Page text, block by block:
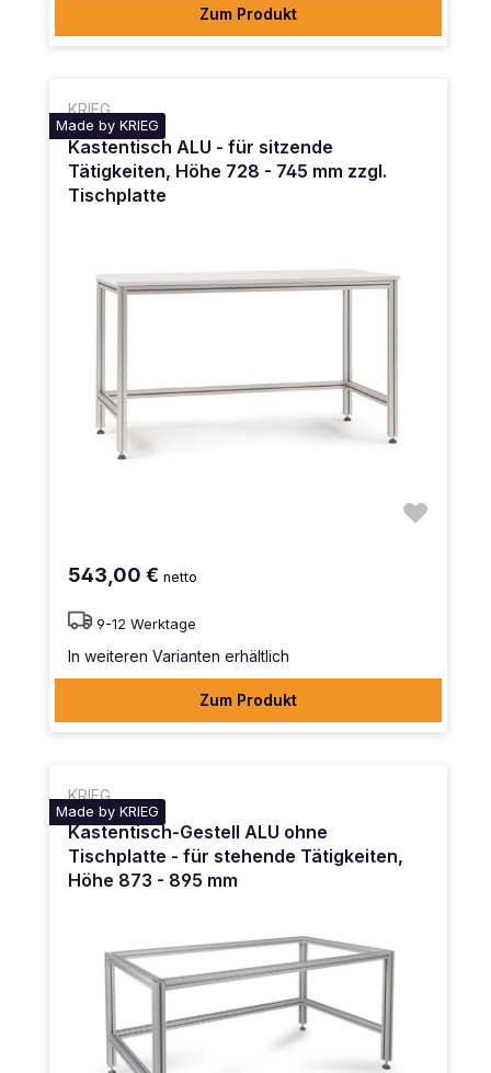
Zum Produkt
KRIEG
Made by KRIEG
Kastentisch ALU - für sitzende
Tätigkeiten, Höhe 728 - 745 mm zzgl.
Tischplatte
543,00 € netto
9-12 Werktage
In weiteren Varianten erhältlich
Zum Produkt
KRIEG
Made by KRIEG
Kastentisch-Gestell ALU ohne
Tischplatte - für stehende Tätigkeiten,
Höhe 873 - 895 mm